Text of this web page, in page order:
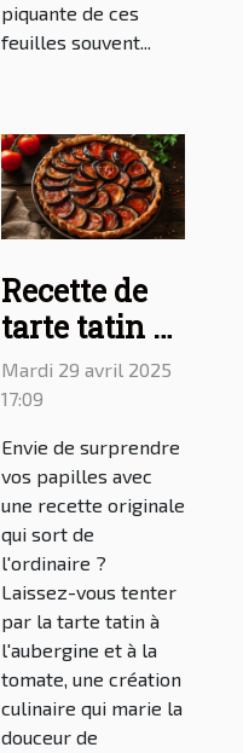
piquante de ces
feuilles souvent...
Recette de
tarte tatin à
l'aubergine
et à la
tomate pour
égayer vos
repas
Mardi 29 avril 2025
17:09
Envie de surprendre
vos papilles avec
une recette originale
qui sort de
l'ordinaire ?
Laissez-vous tenter
par la tarte tatin à
l'aubergine et à la
tomate, une création
culinaire qui marie la
douceur de